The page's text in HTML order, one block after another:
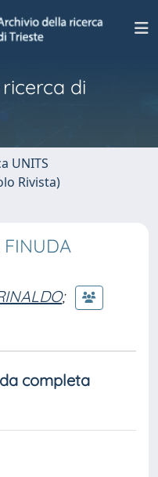
di
UNITS
Rivista)
;
completa